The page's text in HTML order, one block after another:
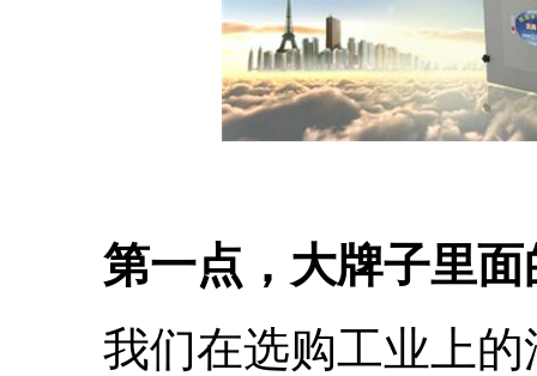
第一点，大牌子里
我们在选购工业上的